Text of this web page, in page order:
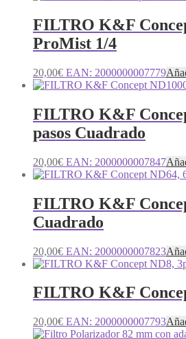
FILTRO K&F
ProMist 1/4
20,00€ EAN: 2000000007779
FILTRO K&F
pasos Cuadrado
20,00€ EAN: 2000000007847
FILTRO K&F
Cuadrado
20,00€ EAN: 2000000007823
FILTRO K&F
20,00€ EAN: 2000000007793